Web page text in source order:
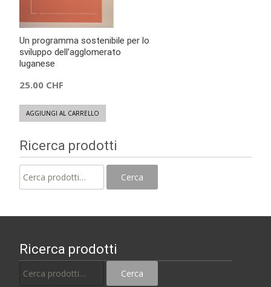
Un programma sostenibile per lo
sviluppo dell’agglomerato
luganese
25.00 CHF
AGGIUNGI AL CARRELLO
Ricerca prodotti
Cerca
Ricerca prodotti
Cerca